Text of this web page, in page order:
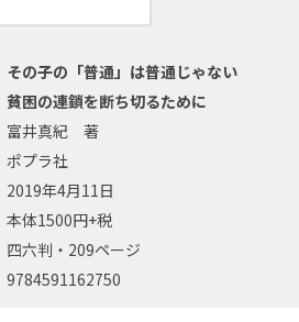
その子の「普通」は普通じゃない
貧困の連鎖を断ち切るために
富井真紀 著
ポプラ社
2019年4月11日
本体1500円+税
四六判・209ページ
9784591162750